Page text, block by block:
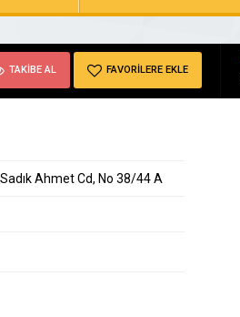
TAKİBE AL FAVORİLERE EKLE
Ahmet Cd, No 38/44 A